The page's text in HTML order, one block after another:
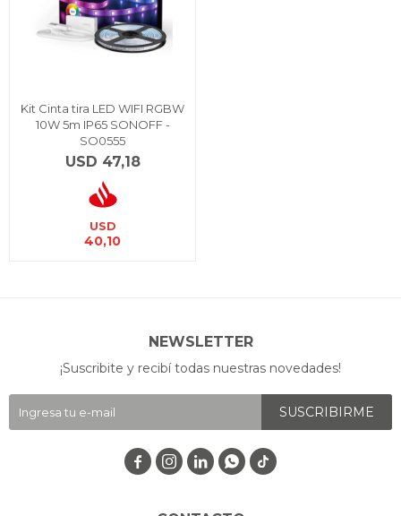
Kit Cinta tira LED WIFI RGBW
10W 5m IP65 SONOFF -
SO0555
USD 47,18
USD
40,10
NEWSLETTER
¡Suscribite y recibí todas nuestras novedades!
SUSCRIBIRME
   